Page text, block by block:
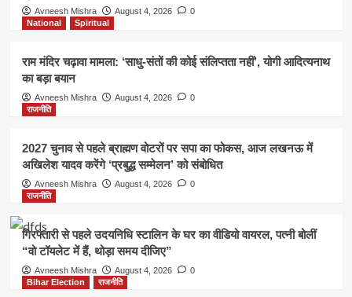
Avneesh Mishra August 4, 2026
0
National
Spiritual
राम मंदिर चढ़ावा मामला: ‘साधु-संतों की कोई संलिप्तता नहीं’, योगी आदित्यनाथ
का बड़ा बयान
Avneesh Mishra August 4, 2026
0
राजनीति
2027 चुनाव से पहले ब्राह्मण वोटरों पर सपा का फोकस, आज लखनऊ में
अखिलेश यादव करेंगे ‘प्रबुद्ध सम्मेलन’ को संबोधित
Avneesh Mishra August 4, 2026
0
राजनीति
गिरफ्तारी से पहले उदयनिधि स्टालिन के घर का वीडियो वायरल, पत्नी बोलीं
“वो टॉयलेट में हैं, थोड़ा समय दीजिए”
Avneesh Mishra August 4, 2026
0
Bihar Election
राजनीति